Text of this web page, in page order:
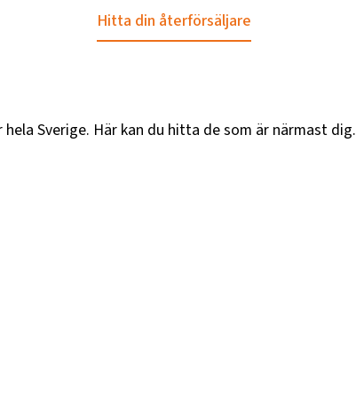
Hitta din återförsäljare
Sverige. Här kan du hitta de som är närmast dig.